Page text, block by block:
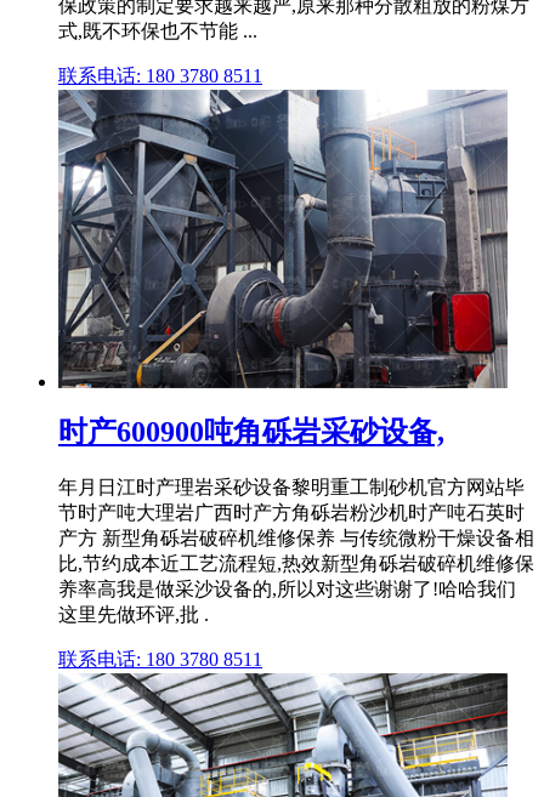
保政策的制定要求越来越严,原来那种分散粗放的粉煤方
式,既不环保也不节能 ...
联系电话: 180 3780 8511
时产600900吨角砾岩采砂设备,
年月日江时产理岩采砂设备黎明重工制砂机官方网站毕
节时产吨大理岩广西时产方角砾岩粉沙机时产吨石英时
产方 新型角砾岩破碎机维修保养 与传统微粉干燥设备相
比,节约成本近工艺流程短,热效新型角砾岩破碎机维修保
养率高我是做采沙设备的,所以对这些谢谢了!哈哈我们
这里先做环评,批 .
联系电话: 180 3780 8511